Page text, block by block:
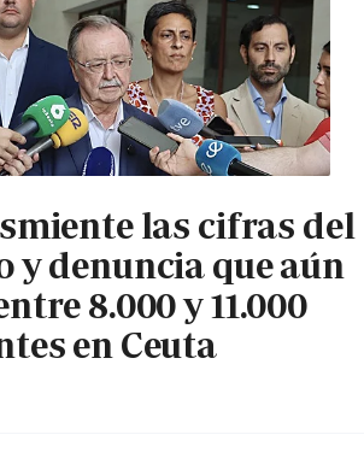
las cifras del
y denuncia que aún
8.000 y 11.000
en Ceuta